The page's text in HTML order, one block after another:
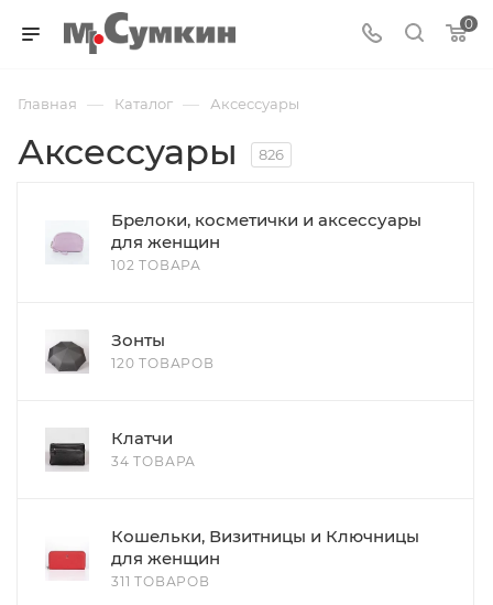
0
Главная — Каталог — Аксессуары
Аксессуары 826
Брелоки, косметички и аксессуары
для женщин
102 ТОВАРА
Зонты
120 ТОВАРОВ
Клатчи
34 ТОВАРА
Кошельки, Визитницы и Ключницы
для женщин
311 ТОВАРОВ